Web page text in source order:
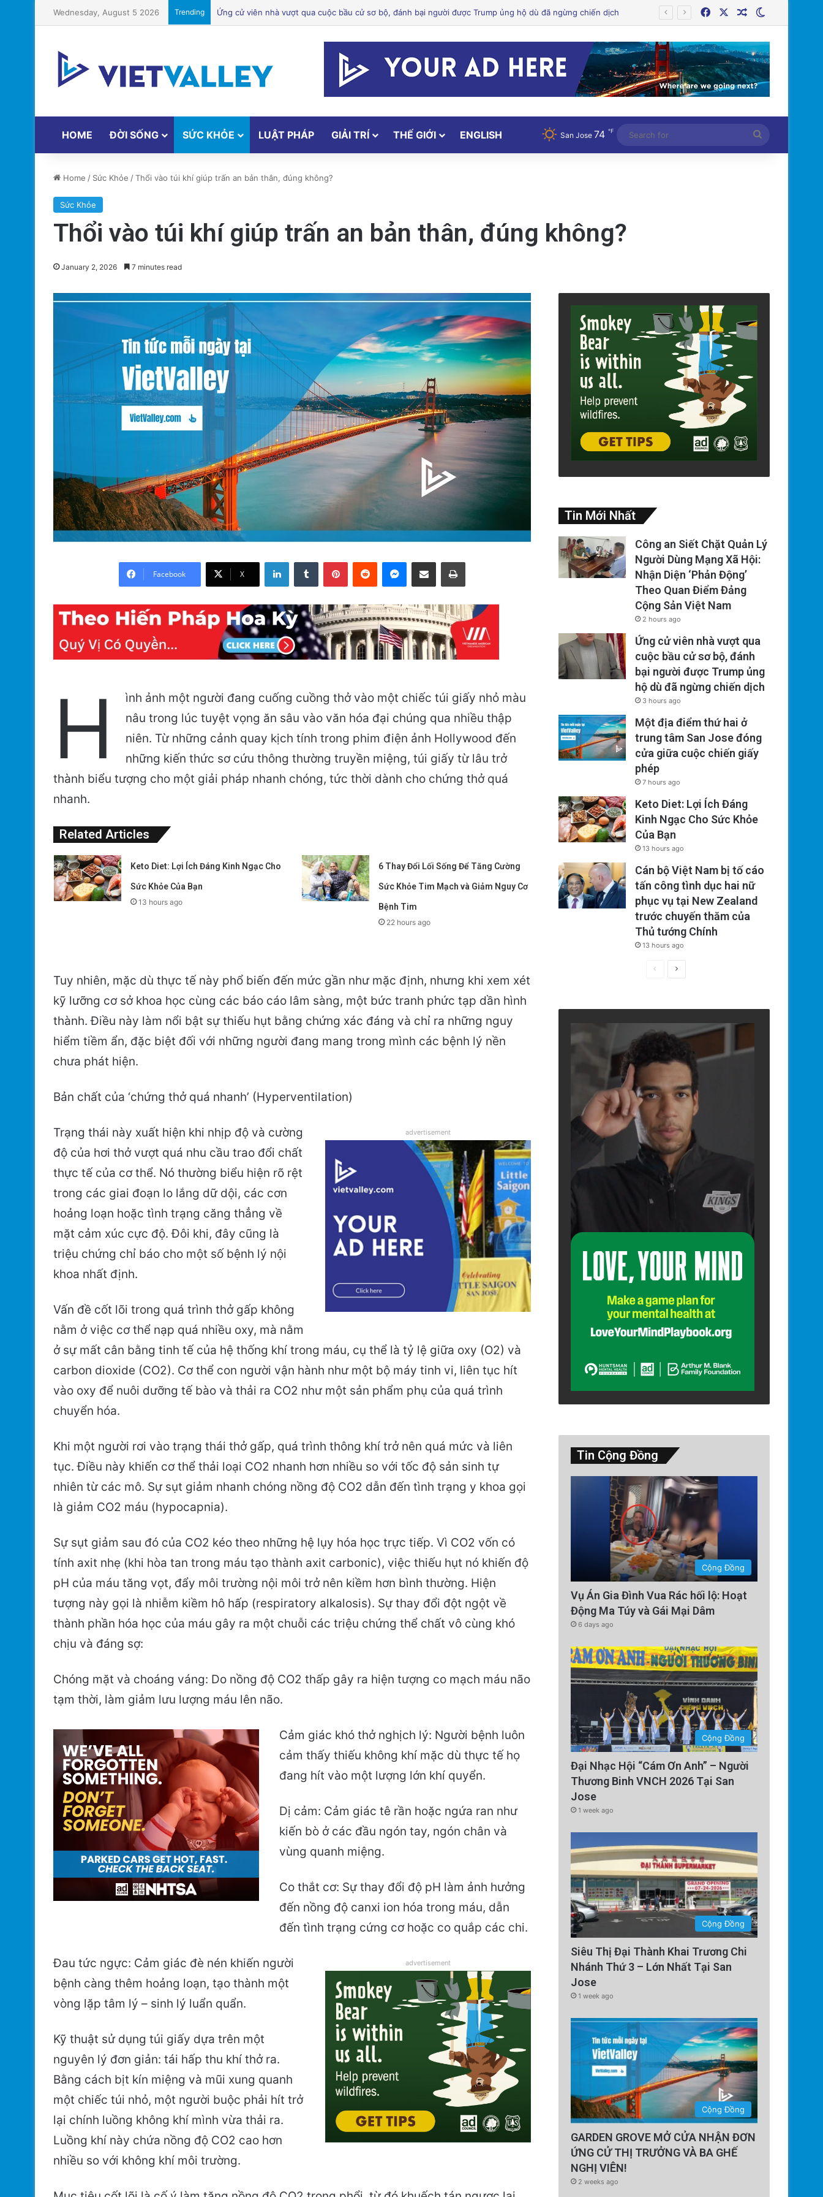
Wednesday, August 5 2026 Trending Một địa điểm thứ hai ở trung tâm San Jose đóng cửa giữa cuộc chiến giấy phép FacebookRandom Article
HOME ĐỜI SỐNG SỨC KHỎE LUẬT PHÁP GIẢI TRÍ THẾ GIỚI ENGLISH San Jose 74 ℉
for
Home / Sức Khỏe /Thổi vào túi khí giúp trấn an bản thân, đúng không?
Sức Khỏe
Thổi vào túi khí giúp trấn an bản thân, đúng không?
January 2, 2026 7 minutes read
Facebook X
LinkedInTumblr PinterestReddit Messenger
Share via Email Print
H
ình ảnh một người đang cuống cuồng thở vào một chiếc túi giấy nhỏ màu
nâu trong lúc tuyệt vọng ăn sâu vào văn hóa đại chúng qua nhiều thập
niên. Từ những cảnh quay kịch tính trong phim điện ảnh Hollywood đến
những kiến thức sơ cứu thông thường truyền miệng, túi giấy từ lâu trở
thành biểu tượng cho một giải pháp nhanh chóng, tức thời dành cho chứng thở quá
nhanh.
Related Articles
Keto Diet: Lợi Ích Đáng Kinh Ngạc Cho
Sức Khỏe Của Bạn
13 hours ago
6 Thay Đổi Lối Sống Để Tăng Cường
Sức Khỏe Tim Mạch và Giảm Nguy Cơ
Bệnh Tim
22 hours ago
Tuy nhiên, mặc dù thực tế này phổ biến đến mức gần như mặc định, nhưng khi xem xét
kỹ lưỡng cơ sở khoa học cùng các báo cáo lâm sàng, một bức tranh phức tạp dần hình
thành. Điều này làm nổi bật sự thiếu hụt bằng chứng xác đáng và chỉ ra những nguy
hiểm tiềm ẩn, đặc biệt đối với những người đang mang trong mình các bệnh lý nền
chưa phát hiện.
Bản chất của ‘chứng thở quá nhanh’ (Hyperventilation)
advertisement
Trạng thái này xuất hiện khi nhịp độ và cường
độ của hơi thở vượt quá nhu cầu trao đổi chất
thực tế của cơ thể. Nó thường biểu hiện rõ rệt
trong các giai đoạn lo lắng dữ dội, các cơn
hoảng loạn hoặc tình trạng căng thẳng về
mặt cảm xúc cực độ. Đôi khi, đây cũng là
triệu chứng chỉ báo cho một số bệnh lý nội
khoa nhất định.
Vấn đề cốt lõi trong quá trình thở gấp không
nằm ở việc cơ thể nạp quá nhiều oxy, mà nằm
ở sự mất cân bằng tinh tế của hệ thống khí trong máu, cụ thể là tỷ lệ giữa oxy (O2) và
carbon dioxide (CO2). Cơ thể con người vận hành như một bộ máy tinh vi, liên tục hít
vào oxy để nuôi dưỡng tế bào và thải ra CO2 như một sản phẩm phụ của quá trình
chuyển hóa.
Khi một người rơi vào trạng thái thở gấp, quá trình thông khí trở nên quá mức và liên
tục. Điều này khiến cơ thể thải loại CO2 nhanh hơn nhiều so với tốc độ sản sinh tự
nhiên từ các mô. Sự sụt giảm nhanh chóng nồng độ CO2 dẫn đến tình trạng y khoa gọi
là giảm CO2 máu (hypocapnia).
Sự sụt giảm sau đó của CO2 kéo theo những hệ lụy hóa học trực tiếp. Vì CO2 vốn có
tính axit nhẹ (khi hòa tan trong máu tạo thành axit carbonic), việc thiếu hụt nó khiến độ
pH của máu tăng vọt, đẩy môi trường nội môi trở nên kiềm hơn bình thường. Hiện
tượng này gọi là nhiễm kiềm hô hấp (respiratory alkalosis). Sự thay đổi đột ngột về
thành phần hóa học của máu gây ra một chuỗi các triệu chứng thể chất vô cùng khó
chịu và đáng sợ:
Chóng mặt và choáng váng: Do nồng độ CO2 thấp gây ra hiện tượng co mạch máu não
tạm thời, làm giảm lưu lượng máu lên não.
Cảm giác khó thở nghịch lý: Người bệnh luôn
cảm thấy thiếu không khí mặc dù thực tế họ
đang hít vào một lượng lớn khí quyển.
Dị cảm: Cảm giác tê rần hoặc ngứa ran như
kiến bò ở các đầu ngón tay, ngón chân và
vùng quanh miệng.
Co thắt cơ: Sự thay đổi độ pH làm ảnh hưởng
đến nồng độ canxi ion hóa trong máu, dẫn
đến tình trạng cứng cơ hoặc co quắp các chi.
advertisement
Đau tức ngực: Cảm giác đè nén khiến người
bệnh càng thêm hoảng loạn, tạo thành một
vòng lặp tâm lý – sinh lý luẩn quẩn.
Kỹ thuật sử dụng túi giấy dựa trên một
nguyên lý đơn giản: tái hấp thu khí thở ra.
Bằng cách bịt kín miệng và mũi xung quanh
một chiếc túi nhỏ, một người buộc phải hít trở
lại chính luồng không khí mình vừa thải ra.
Luồng khí này chứa nồng độ CO2 cao hơn
nhiều so với không khí môi trường.
Tin Mới Nhất
Công an Siết Chặt Quản Lý
Người Dùng Mạng Xã Hội:
Nhận Diện ‘Phản Động’
Theo Quan Điểm Đảng
Cộng Sản Việt Nam
2 hours ago
Ứng cử viên nhà vượt qua
cuộc bầu cử sơ bộ, đánh
bại người được Trump ủng
hộ dù đã ngừng chiến dịch
3 hours ago
Một địa điểm thứ hai ở
trung tâm San Jose đóng
cửa giữa cuộc chiến giấy
phép
7 hours ago
Keto Diet: Lợi Ích Đáng
Kinh Ngạc Cho Sức Khỏe
Của Bạn
13 hours ago
Cán bộ Việt Nam bị tố cáo
tấn công tình dục hai nữ
phục vụ tại New Zealand
trước chuyến thăm của
Thủ tướng Chính
13 hours ago
PreviousNext
Tin Cộng Đồng
Cộng Đồng
Vụ Án Gia Đình Vua Rác hối lộ: Hoạt
Động Ma Túy và Gái Mại Dâm
6 days ago
Cộng Đồng
Đại Nhạc Hội “Cám Ơn Anh” – Người
Thương Binh VNCH 2026 Tại San
Jose
1 week ago
Cộng Đồng
Siêu Thị Đại Thành Khai Trương Chi
Nhánh Thứ 3 – Lớn Nhất Tại San
Jose
1 week ago
Cộng Đồng
GARDEN GROVE MỞ CỬA NHẬN ĐƠN
ỨNG CỬ THỊ TRƯỞNG VÀ BA GHẾ
NGHỊ VIÊN!
2 weeks ago